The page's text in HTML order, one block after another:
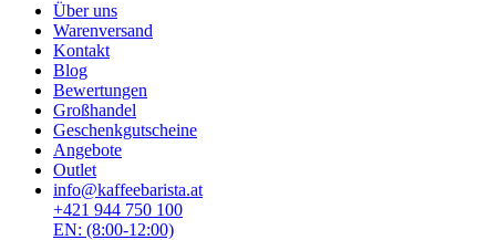
Über uns
Warenversand
Kontakt
Blog
Bewertungen
Großhandel
Geschenkgutscheine
Angebote
Outlet
info@kaffeebarista.at
+421 944 750 100
EN: (8:00-12:00)